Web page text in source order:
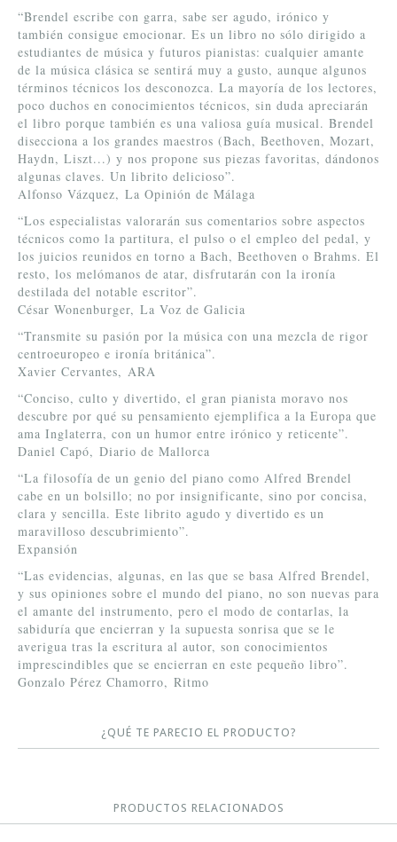
“Brendel escribe con garra, sabe ser agudo, irónico y
también consigue emocionar. Es un libro no sólo dirigido a
estudiantes de música y futuros pianistas: cualquier amante
de la música clásica se sentirá muy a gusto, aunque algunos
términos técnicos los desconozca. La mayoría de los lectores,
poco duchos en conocimientos técnicos, sin duda apreciarán
el libro porque también es una valiosa guía musical. Brendel
disecciona a los grandes maestros (Bach, Beethoven, Mozart,
Haydn, Liszt...) y nos propone sus piezas favoritas, dándonos
algunas claves. Un librito delicioso”.
Alfonso Vázquez, La Opinión de Málaga
“Los especialistas valorarán sus comentarios sobre aspectos
técnicos como la partitura, el pulso o el empleo del pedal, y
los juicios reunidos en torno a Bach, Beethoven o Brahms. El
resto, los melómanos de atar, disfrutarán con la ironía
destilada del notable escritor”.
César Wonenburger, La Voz de Galicia
“Transmite su pasión por la música con una mezcla de rigor
centroeuropeo e ironía británica”.
Xavier Cervantes, ARA
“Conciso, culto y divertido, el gran pianista moravo nos
descubre por qué su pensamiento ejemplifica a la Europa que
ama Inglaterra, con un humor entre irónico y reticente”.
Daniel Capó, Diario de Mallorca
“La filosofía de un genio del piano como Alfred Brendel
cabe en un bolsillo; no por insignificante, sino por concisa,
clara y sencilla. Este librito agudo y divertido es un
maravilloso descubrimiento”.
Expansión
“Las evidencias, algunas, en las que se basa Alfred Brendel,
y sus opiniones sobre el mundo del piano, no son nuevas para
el amante del instrumento, pero el modo de contarlas, la
sabiduría que encierran y la supuesta sonrisa que se le
averigua tras la escritura al autor, son conocimientos
imprescindibles que se encierran en este pequeño libro”.
Gonzalo Pérez Chamorro, Ritmo
¿QUÉ TE PARECIO EL PRODUCTO?
PRODUCTOS RELACIONADOS